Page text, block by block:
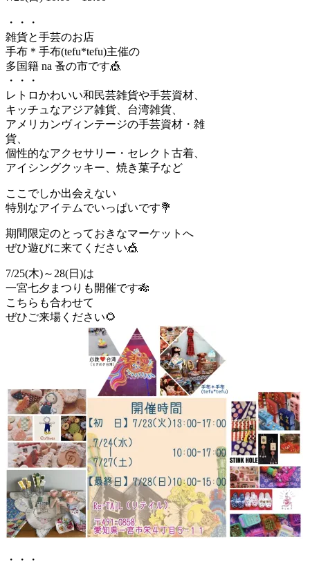
・・・
雑貨と手芸のお店
手布＊手布(tefu*tefu)主催の
多国籍 na 蚤の市です🎪
・・・
レトロかわいい和民芸雑貨や手芸資材、
キッチュなアジア雑貨、台湾雑貨、
アメリカンヴィンテージの手芸資材・雑
貨、
個性的なアクセサリー・セレクト古着、
アイシングクッキー、焼き菓子など
ここでしか出会えない
特別なアイテムでいっぱいです💐
期間限定のとっておきなマーケットへ
ぜひ遊びに来てください🎪
7/25(木)～28(日)は
一宮七夕まつりも開催です🎋
こちらも合わせて
ぜひご来場ください🌻
・・・